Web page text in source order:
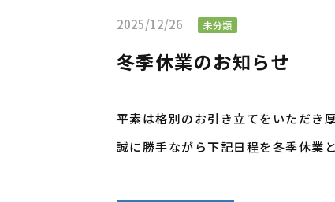
2025/12/26 未分類
冬季休業のお知らせ
平素は格別のお引き立てをいただき
誠に勝手ながら下記日程を冬季休業